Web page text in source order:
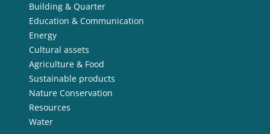
Building & Quarter
Education & Communication
Energy
Cultural assets
Agriculture & Food
Sustainable products
Nature Conservation
Resources
Water